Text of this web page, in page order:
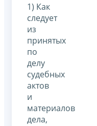
1) Как
следует
из
принятых
по
делу
судебных
актов
и
материалов
дела,